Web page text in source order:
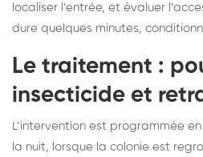
localiser l’entrée, et évaluer
dure quelques minutes,
Le traitement :
insecticide et
L’intervention est programmée
la nuit, lorsque la colonie est